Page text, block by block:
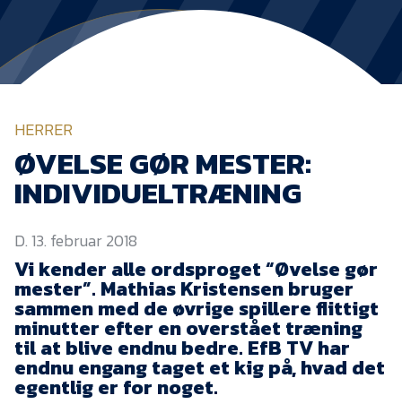
BLUE WATER
NYHEDER
EfB Akademi
Sydvestjysk Fodbold
Samarbejde
Partnere
Blue Water Arena
Aktionærinformation
HERRER
ØVELSE GØR MESTER:
INDIVIDUELTRÆNING
D. 13. februar 2018
Vi kender alle ordsproget “Øvelse gør
mester”. Mathias Kristensen bruger
sammen med de øvrige spillere flittigt
minutter efter en overstået træning
til at blive endnu bedre. EfB TV har
endnu engang taget et kig på, hvad det
egentlig er for noget.